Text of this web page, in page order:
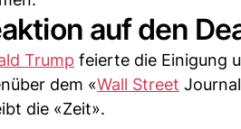
auf den
Trump feierte die Einigung
dem «Wall Street
die «Zeit».